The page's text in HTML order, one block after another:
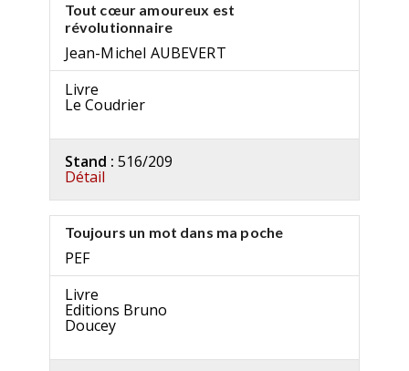
Tout cœur amoureux est
révolutionnaire
Jean-Michel AUBEVERT
Livre
Le Coudrier
Stand : 516/209
Détail
Toujours un mot dans ma poche
PEF
Livre
Editions Bruno
Doucey